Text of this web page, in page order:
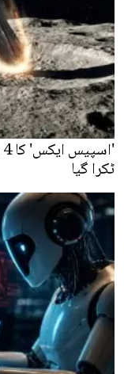
ٹکرا گیا